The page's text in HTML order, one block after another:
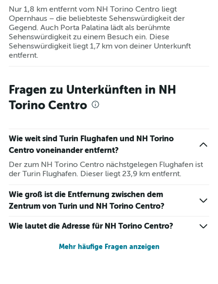
Nur 1,8 km entfernt vom NH Torino Centro liegt
Opernhaus – die beliebteste Sehenswürdigkeit der
Gegend. Auch Porta Palatina lädt als berühmte
Sehenswürdigkeit zu einem Besuch ein. Diese
Sehenswürdigkeit liegt 1,7 km von deiner Unterkunft
entfernt.
Fragen zu Unterkünften in NH
Torino Centro
Wie weit sind Turin Flughafen und NH Torino
Centro voneinander entfernt?
Der zum NH Torino Centro nächstgelegen Flughafen ist
der Turin Flughafen. Dieser liegt 23,9 km entfernt.
Wie groß ist die Entfernung zwischen dem
Zentrum von Turin und NH Torino Centro?
Wie lautet die Adresse für NH Torino Centro?
Mehr häufige Fragen anzeigen